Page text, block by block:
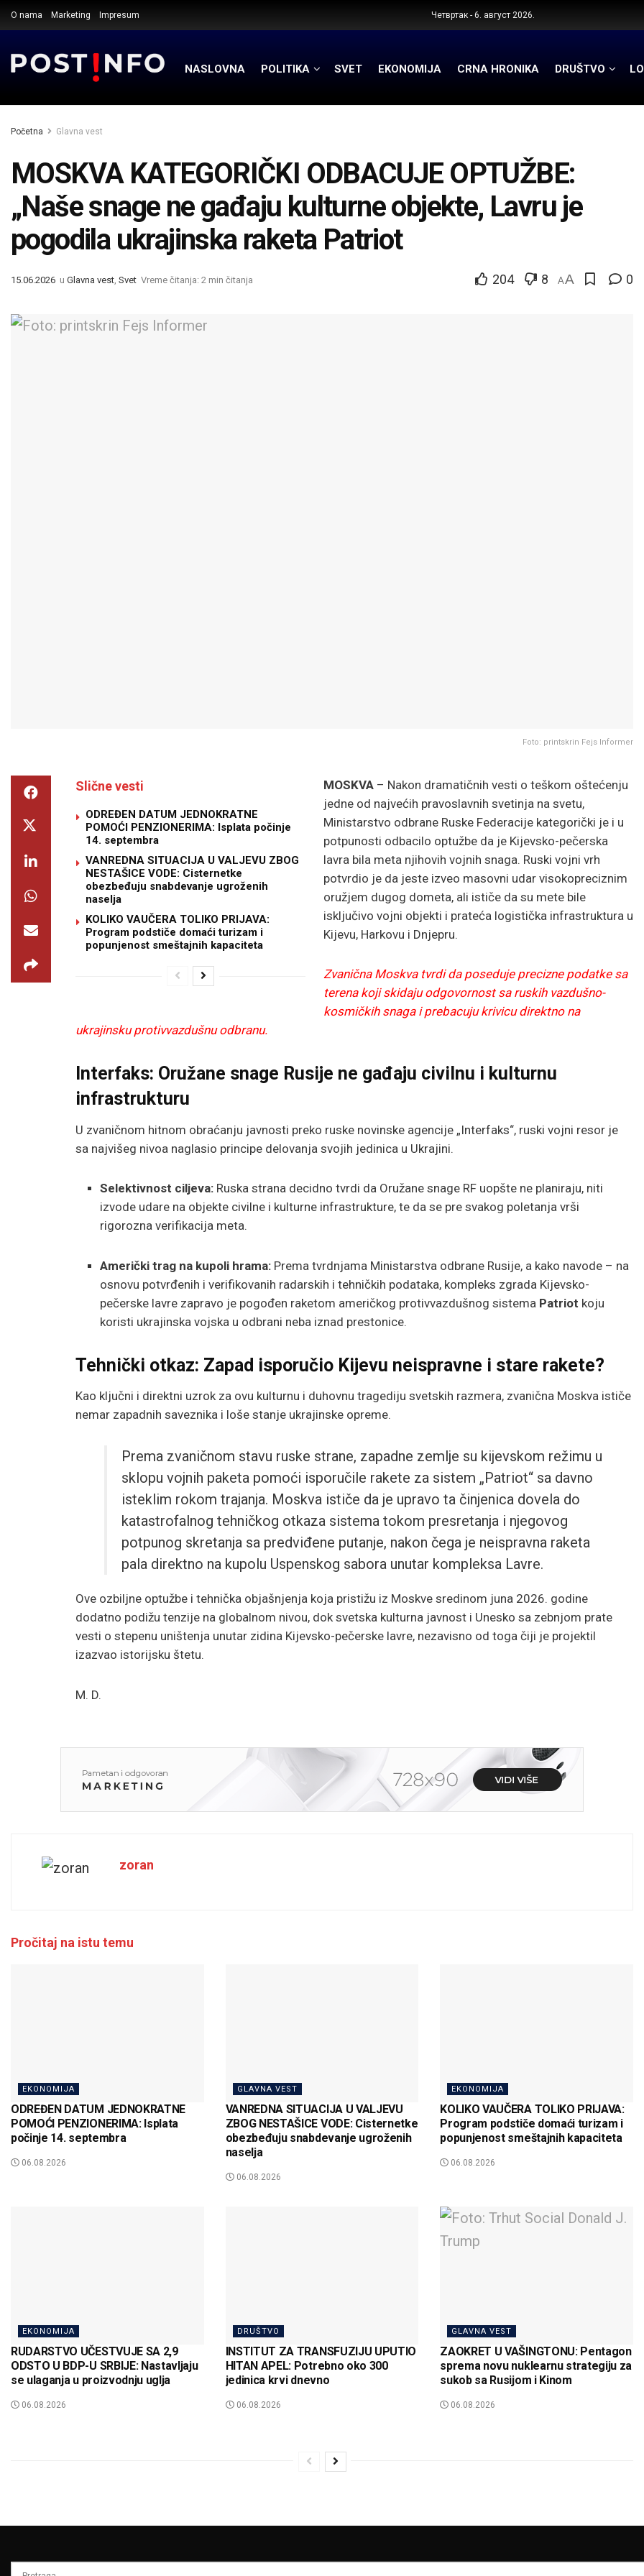
O nama Marketing Impresum Четвртак - 6. август 2026.
NASLOVNA POLITIKA SVET EKONOMIJA CRNA HRONIKA DRUŠTVO
Početna Glavna vest
MOSKVA KATEGORIČKI ODBACUJE OPTUŽBE:
„Naše snage ne gađaju kulturne objekte, Lavru je
pogodila ukrajinska raketa Patriot
15.06.2026 u Glavna vest, Svet Vreme čitanja: 2 min čitanja 204 8 AA 0
Foto: printskrin Fejs Informer
Slične vesti
ODREĐEN DATUM JEDNOKRATNE
POMOĆI PENZIONERIMA: Isplata počinje
14. septembra
VANREDNA SITUACIJA U VALJEVU ZBOG
NESTAŠICE VODE: Cisternetke
obezbeđuju snabdevanje ugroženih
naselja
KOLIKO VAUČERA TOLIKO PRIJAVA:
Program podstiče domaći turizam i
popunjenost smeštajnih kapaciteta
MOSKVA – Nakon dramatičnih vesti o teškom oštećenju
jedne od najvećih pravoslavnih svetinja na svetu,
Ministarstvo odbrane Ruske Federacije kategorički je i u
potpunosti odbacilo optužbe da je Kijevsko-pečerska
lavra bila meta njihovih vojnih snaga. Ruski vojni vrh
potvrdio je da jeste izveo masovni udar visokopreciznim
oružjem dugog dometa, ali ističe da su mete bile
isključivo vojni objekti i prateća logistička infrastruktura u
Kijevu, Harkovu i Dnjepru.
Zvanična Moskva tvrdi da poseduje precizne podatke sa
terena koji skidaju odgovornost sa ruskih vazdušno-
kosmičkih snaga i prebacuju krivicu direktno na
ukrajinsku protivvazdušnu odbranu.
Interfaks: Oružane snage Rusije ne gađaju civilnu i kulturnu
infrastrukturu
U zvaničnom hitnom obraćanju javnosti preko ruske novinske agencije „Interfaks“, ruski vojni resor je
sa najvišeg nivoa naglasio principe delovanja svojih jedinica u Ukrajini.
Selektivnost ciljeva: Ruska strana decidno tvrdi da Oružane snage RF uopšte ne planiraju, niti
izvode udare na objekte civilne i kulturne infrastrukture, te da se pre svakog poletanja vrši
rigorozna verifikacija meta.
Američki trag na kupoli hrama: Prema tvrdnjama Ministarstva odbrane Rusije, a kako navode – na
osnovu potvrđenih i verifikovanih radarskih i tehničkih podataka, kompleks zgrada Kijevsko-
pečerske lavre zapravo je pogođen raketom američkog protivvazdušnog sistema Patriot koju
koristi ukrajinska vojska u odbrani neba iznad prestonice.
Tehnički otkaz: Zapad isporučio Kijevu neispravne i stare rakete?
Kao ključni i direktni uzrok za ovu kulturnu i duhovnu tragediju svetskih razmera, zvanična Moskva ističe
nemar zapadnih saveznika i loše stanje ukrajinske opreme.
Prema zvaničnom stavu ruske strane, zapadne zemlje su kijevskom režimu u
sklopu vojnih paketa pomoći isporučile rakete za sistem „Patriot“ sa davno
isteklim rokom trajanja. Moskva ističe da je upravo ta činjenica dovela do
katastrofalnog tehničkog otkaza sistema tokom presretanja i njegovog
potpunog skretanja sa predviđene putanje, nakon čega je neispravna raketa
pala direktno na kupolu Uspenskog sabora unutar kompleksa Lavre.
Ove ozbiljne optužbe i tehnička objašnjenja koja pristižu iz Moskve sredinom juna 2026. godine
dodatno podižu tenzije na globalnom nivou, dok svetska kulturna javnost i Unesko sa zebnjom prate
vesti o stepenu uništenja unutar zidina Kijevsko-pečerske lavre, nezavisno od toga čiji je projektil
izazvao istorijsku štetu.
M. D.
zoran
Pročitaj na istu temu
EKONOMIJA
ODREĐEN DATUM JEDNOKRATNE
POMOĆI PENZIONERIMA: Isplata
počinje 14. septembra
06.08.2026
GLAVNA VEST
VANREDNA SITUACIJA U VALJEVU
ZBOG NESTAŠICE VODE: Cisternetke
obezbeđuju snabdevanje ugroženih
naselja
06.08.2026
EKONOMIJA
KOLIKO VAUČERA TOLIKO PRIJAVA:
Program podstiče domaći turizam i
popunjenost smeštajnih kapaciteta
06.08.2026
EKONOMIJA
RUDARSTVO UČESTVUJE SA 2,9
ODSTO U BDP-U SRBIJE: Nastavljaju
se ulaganja u proizvodnju uglja
06.08.2026
DRUŠTVO
INSTITUT ZA TRANSFUZIJU UPUTIO
HITAN APEL: Potrebno oko 300
jedinica krvi dnevno
06.08.2026
GLAVNA VEST
ZAOKRET U VAŠINGTONU: Pentagon
sprema novu nuklearnu strategiju za
sukob sa Rusijom i Kinom
06.08.2026